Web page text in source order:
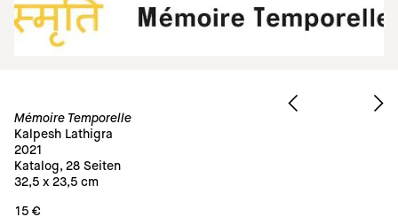
Mémoire Temporelle
Kalpesh Lathigra
2021
Katalog, 28 Seiten
32,5 x 23,5 cm
15 €